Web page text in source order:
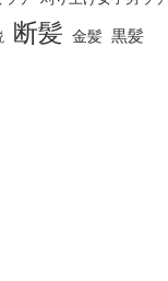
断髪 金髪 黒髪